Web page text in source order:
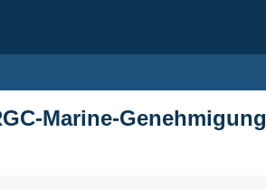
Marine-Genehmigung